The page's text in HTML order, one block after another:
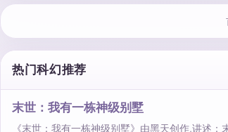
热门科幻推荐
末世：我有一栋神级别墅
《末世：我有一栋神级别墅》由黑天创作,讲述